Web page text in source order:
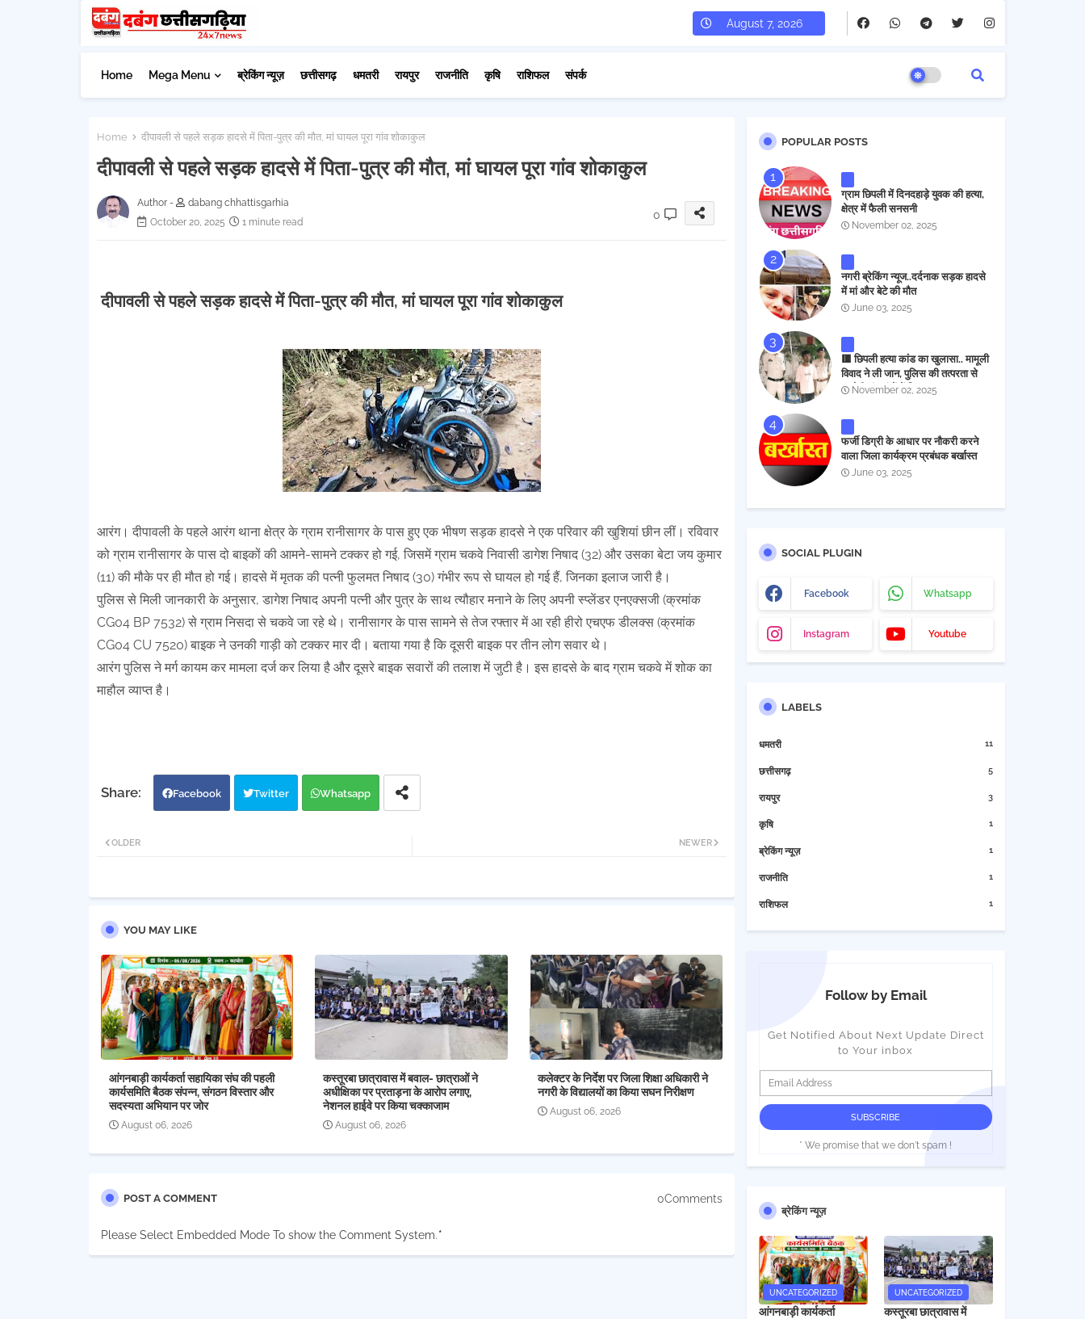
August 7, 2026
Home Mega Menu ब्रेकिंग न्यूज़ छत्तीसगढ़ धमतरी रायपुर राजनीति कृषि राशिफल संपर्क
Home दीपावली से पहले सड़क हादसे में पिता-पुत्र की मौत, मां घायल पूरा गांव शोकाकुल
दीपावली से पहले सड़क हादसे में पिता-पुत्र की मौत, मां घायल पूरा गांव शोकाकुल
Author -
dabang chhattisgarhia
October 20, 2025
1 minute read
0
दीपावली से पहले सड़क हादसे में पिता-पुत्र की मौत, मां घायल पूरा गांव शोकाकुल
आरंग। दीपावली के पहले आरंग थाना क्षेत्र के ग्राम रानीसागर के पास हुए एक भीषण सड़क हादसे ने एक परिवार की खुशियां छीन लीं। रविवार
को ग्राम रानीसागर के पास दो बाइकों की आमने-सामने टक्कर हो गई, जिसमें ग्राम चकवे निवासी डागेश निषाद (32) और उसका बेटा जय कुमार
(11) की मौके पर ही मौत हो गई। हादसे में मृतक की पत्नी फुलमत निषाद (30) गंभीर रूप से घायल हो गई हैं, जिनका इलाज जारी है।
पुलिस से मिली जानकारी के अनुसार, डागेश निषाद अपनी पत्नी और पुत्र के साथ त्यौहार मनाने के लिए अपनी स्प्लेंडर एनएक्सजी (क्रमांक
CG04 BP 7532) से ग्राम निसदा से चकवे जा रहे थे। रानीसागर के पास सामने से तेज रफ्तार में आ रही हीरो एचएफ डीलक्स (क्रमांक
CG04 CU 7520) बाइक ने उनकी गाड़ी को टक्कर मार दी। बताया गया है कि दूसरी बाइक पर तीन लोग सवार थे।
आरंग पुलिस ने मर्ग कायम कर मामला दर्ज कर लिया है और दूसरे बाइक सवारों की तलाश में जुटी है। इस हादसे के बाद ग्राम चकवे में शोक का
माहौल व्याप्त है।
Facebook Twitter Whatsapp
NEWER
OLDER
YOU MAY LIKE
आंगनबाड़ी कार्यकर्ता सहायिका संघ की पहली
कार्यसमिति बैठक संपन्न, संगठन विस्तार और
सदस्यता अभियान पर जोर
August 06, 2026
कस्तूरबा छात्रावास में बवाल- छात्राओं ने
अधीक्षिका पर प्रताड़ना के आरोप लगाए,
नेशनल हाईवे पर किया चक्काजाम
August 06, 2026
कलेक्टर के निर्देश पर जिला शिक्षा अधिकारी ने
नगरी के विद्यालयों का किया सघन निरीक्षण
August 06, 2026
POST A COMMENT 0Comments
Please Select Embedded Mode To show the Comment System.*
POPULAR POSTS
ग्राम छिपली में दिनदहाड़े युवक की हत्या,
क्षेत्र में फैली सनसनी
November 02, 2025
नगरी ब्रेकिंग न्यूज..दर्दनाक सड़क हादसे
में मां और बेटे की मौत
June 03, 2025
🟥 छिपली हत्या कांड का खुलासा.. मामूली
विवाद ने ली जान, पुलिस की तत्परता से
आरोपी चंद घंटों में गिरफ्तार
November 02, 2025
फर्जी डिग्री के आधार पर नौकरी करने
वाला जिला कार्यक्रम प्रबंधक बर्खास्त
June 03, 2025
SOCIAL PLUGIN
Facebook Whatsapp
Instagram Youtube
LABELS
धमतरी 11
छत्तीसगढ़ 5
रायपुर 3
कृषि 1
ब्रेकिंग न्यूज़ 1
राजनीति 1
राशिफल 1
Follow by Email
Get Notified About Next Update Direct
to Your inbox
* We promise that we don't spam !
ब्रेकिंग न्यूज़
UNCATEGORIZED
आंगनबाड़ी कार्यकर्ता
UNCATEGORIZED
कस्तूरबा छात्रावास में